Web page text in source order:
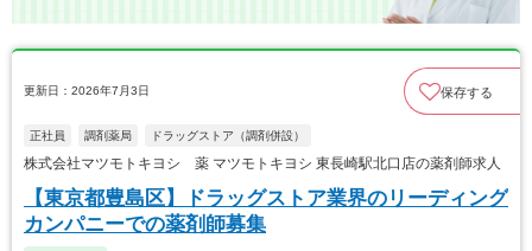
更新日：2026年7月3日 保存する
正社員 調剤薬局 ドラッグストア（調剤併設）
株式会社マツモトキヨシ 薬 マツモトキヨシ 東長崎駅北口店の薬剤師求人
【東京都豊島区】ドラッグストア業界のリーディング
カンパニーでの薬剤師募集